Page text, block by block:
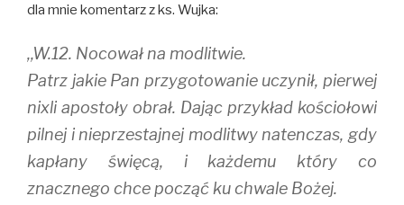
dla mnie komentarz z ks. Wujka:
,,W.12. Nocował na modlitwie.
Patrz jakie Pan przygotowanie uczynił, pierwej
nixli apostoły obrał. Dając przykład kościołowi
pilnej i nieprzestajnej modlitwy natenczas, gdy
kapłany święcą, i każdemu który co
znacznego chce począć ku chwale Bożej.